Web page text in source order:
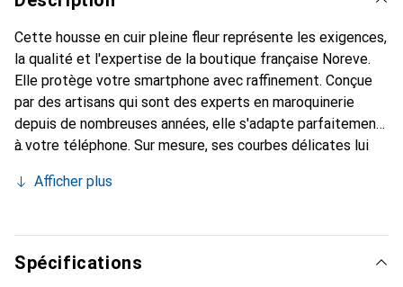
Cette housse en cuir pleine fleur représente les exigences,
la qualité et l'expertise de la boutique française Noreve.
Elle protège votre smartphone avec raffinement. Conçue
par des artisans qui sont des experts en maroquinerie
depuis de nombreuses années, elle s'adapte parfaitement
à votre téléphone. Sur mesure, ses courbes délicates lui
accessoire chic et essentiel pour votre smartphone.
qualité, la marque Noreve est un choix sûr pour une
clientèle exigeante.
Afficher plus
Spécifications